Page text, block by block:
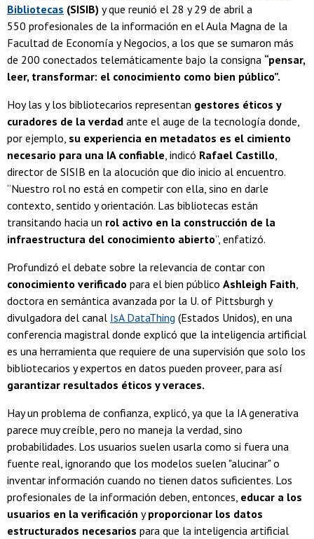
Bibliotecas (SISIB) y que reunió el 28 y 29 de abril a
550 profesionales de la información en el Aula Magna de la
Facultad de Economía y Negocios, a los que se sumaron más
de 200 conectados telemáticamente bajo la consigna “pensar,
leer, transformar: el conocimiento como bien público”.
Hoy las y los bibliotecarios representan gestores éticos y
curadores de la verdad ante el auge de la tecnología donde,
por ejemplo, su experiencia en metadatos es el cimiento
necesario para una IA confiable , indicó Rafael Castillo
director de SISIB en la alocución que dio inicio al encuentro.
“Nuestro rol no está en competir con ella, sino en darle
contexto, sentido y orientación. Las bibliotecas están
transitando hacia un rol activo en la construcción de la
infraestructura del conocimiento abierto”, enfatizó.
Profundizó el debate sobre la relevancia de contar con
conocimiento verificado para el bien público Ashleigh Faith
doctora en semántica avanzada por la U. of Pittsburgh y
divulgadora del canal IsA DataThing (Estados Unidos), en una
conferencia magistral donde explicó que la inteligencia artificial
es una herramienta que requiere de una supervisión que solo los
bibliotecarios y expertos en datos pueden proveer, para así
garantizar resultados éticos y veraces.
Hay un problema de confianza, explicó, ya que la IA generativa
parece muy creíble, pero no maneja la verdad, sino
probabilidades. Los usuarios suelen usarla como si fuera una
fuente real, ignorando que los modelos suelen "alucinar" o
inventar información cuando no tienen datos suficientes. Los
profesionales de la información deben, entonces, educar a los
usuarios en la verificación yproporcionar los datos
estructurados necesarios para que la inteligencia artificial